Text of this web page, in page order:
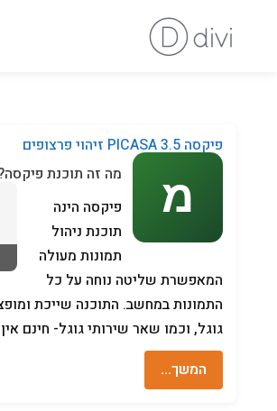
פיקסה PICASA 3.5 זיהוי פרצופים
מה זה תוכנת
פיקסה הינה
תוכנת ניהול
תמונות מעולה
המאפשרת שליטה נוחה על כל
התמונות במחשב. התוכנה שייכת
גוגל, וכמו שאר שירותי גוגל- חינם
המשך…